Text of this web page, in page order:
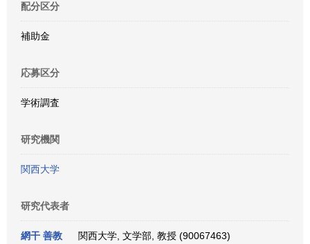
配分区分
補助金
応募区分
学術調査
研究機関
関西大学
研究代表者
網干 善教 関西大学, 文学部, 教授 (90067463)